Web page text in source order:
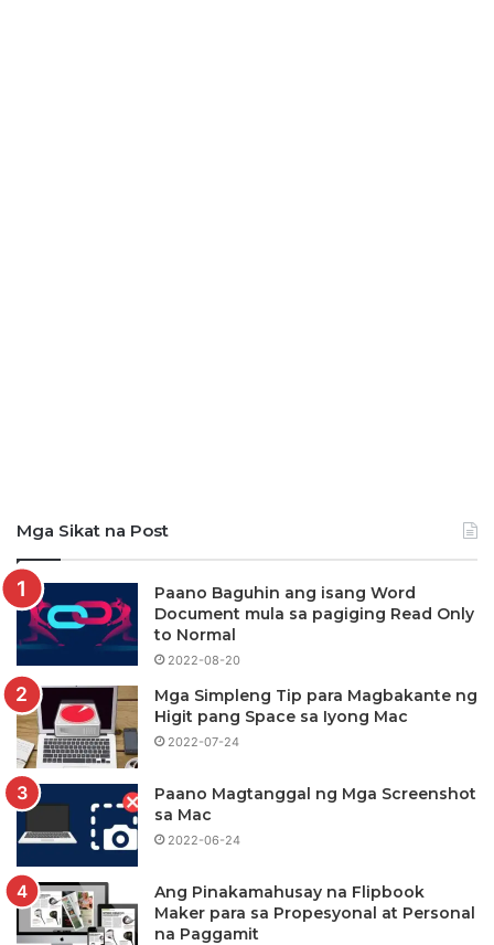
Mga Sikat na Post
Paano Baguhin ang isang Word
Document mula sa pagiging Read Only
to Normal
2022-08-20
Mga Simpleng Tip para Magbakante ng
Higit pang Space sa Iyong Mac
2022-07-24
Paano Magtanggal ng Mga Screenshot
sa Mac
2022-06-24
Ang Pinakamahusay na Flipbook
Maker para sa Propesyonal at Personal
na Paggamit